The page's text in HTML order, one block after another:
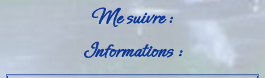
Me suivre :
Informations :